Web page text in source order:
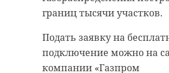
границ тысячи участков.
Подать заявку на
подключение можно на
компании «Газпром